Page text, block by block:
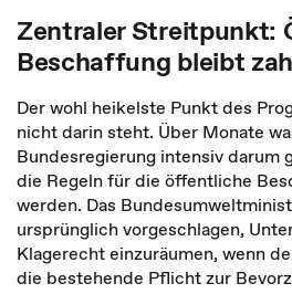
Zentraler Streitpunkt:
Beschaffung bleibt
Der wohl heikelste Punkt des
nicht darin steht. Über Monate
Bundesregierung intensiv darum
die Regeln für die öffentliche
werden. Das
ursprünglich vorgeschlagen,
Klagerecht einzuräumen, wenn
die bestehende Pflicht zur